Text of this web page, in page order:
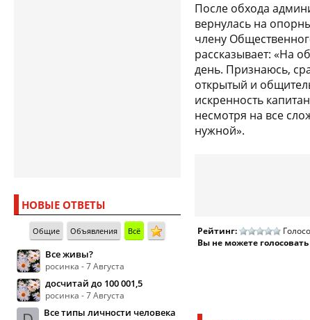
НОВЫЕ ОТВЕТЫ
Общие Объявления Всё
Все живы?
росинка - 7 Августа
досчитай до 100 001,5
росинка - 7 Августа
Все типы личности человека
После обхода
вернулась на
члену
рассказывает: «На
день. Признаюсь,
открытый и
искренность
несмотря на все
нужной».
Рейтинг:
Вы не можете голосовать